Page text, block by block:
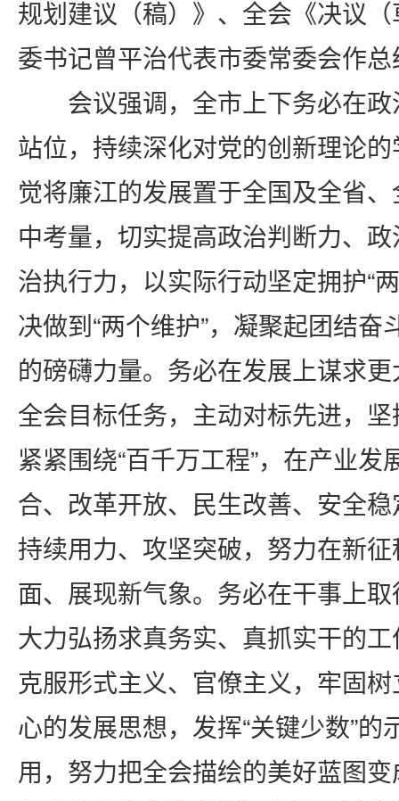
规划建议（稿）》、 全会《决议
委书记曾平治代表市委常委会作
会议强调， 全市上下务必在
站位，持续深化对党的创新理论
觉将廉江的发展置于全国及全省
中考量，切实提高政治判断力、
治执行力，以实际行动坚定拥护“
决做到“两个维护”，凝聚起团结奋
的磅礴力量。务必在发展上谋求
全会目标任务，主动对标先进，
紧紧围绕“百千万工程”，在产业发
合、改革开放、民生改善、安全
持续用力、攻坚突破，努力在新
面、展现新气象。务必在干事上
大力弘扬求真务实、真抓实干的
克服形式主义、官僚主义，牢固
心的发展思想，发挥“关键少数”的
用，努力把全会描绘的美好蓝图